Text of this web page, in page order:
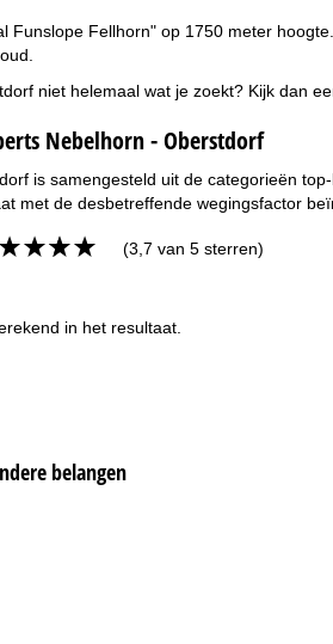
Funslope Fellhorn" op 1750 meter
niet helemaal wat je zoekt? Kijk dan
Nebelhorn - Oberstdorf
is samengesteld uit de categorieën
met de desbetreffende wegingsfactor
(3,7 van 5 sterren)
in het resultaat.
belangen